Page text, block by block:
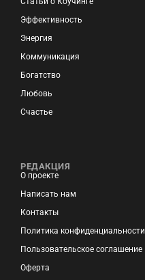
Эффективность
Энергия
Коммуникация
Богатство
Любовь
Счастье
РЕДАКЦИЯ
О проекте
Написать нам
Контакты
Политика конфиденциальности
Пользовательское соглашение
Оферта